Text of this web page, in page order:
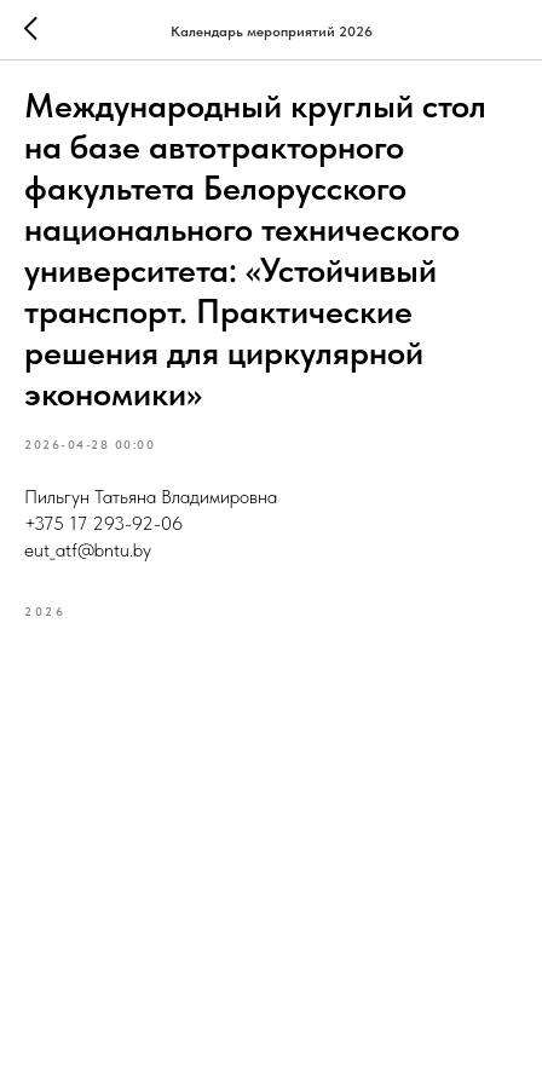
Календарь мероприятий 2026
Международный круглый стол
на базе автотракторного
факультета Белорусского
национального технического
университета: «Устойчивый
транспорт. Практические
решения для циркулярной
экономики»
2026-04-28 00:00
Пильгун Татьяна Владимировна
+375 17 293-92-06
eut_atf@bntu.by
2026